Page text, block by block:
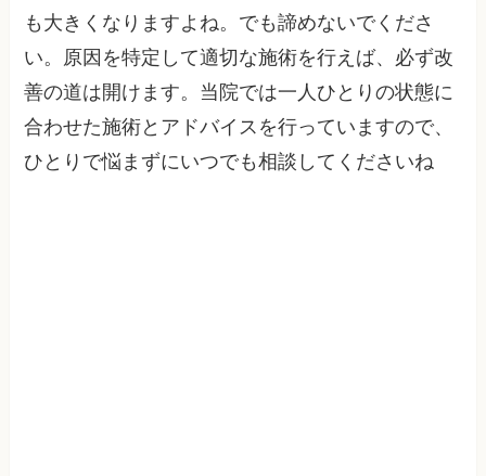
も大きくなりますよね。でも諦めないでくださ
い。原因を特定して適切な施術を行えば、必ず改
善の道は開けます。当院では一人ひとりの状態に
合わせた施術とアドバイスを行っていますので、
ひとりで悩まずにいつでも相談してくださいね